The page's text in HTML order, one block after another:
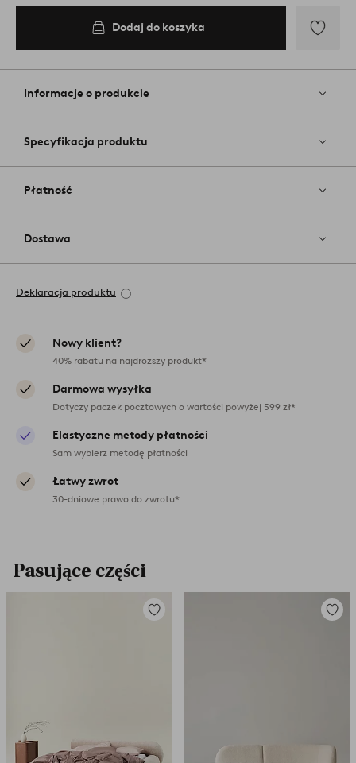
Dodaj do koszyka
do
Informacje o produkcie
Specyfikacja produktu
Płatność
Dostawa
Deklaracja produktu
Nowy klient?
40% rabatu na najdroższy produkt*
Darmowa wysyłka
Dotyczy paczek pocztowych o wartości powyżej 599 zł*
Elastyczne metody płatności
Sam wybierz metodę płatności
Łatwy zwrot
30-dniowe prawo do zwrotu*
Pasujące części
Dodaj
Dodaj